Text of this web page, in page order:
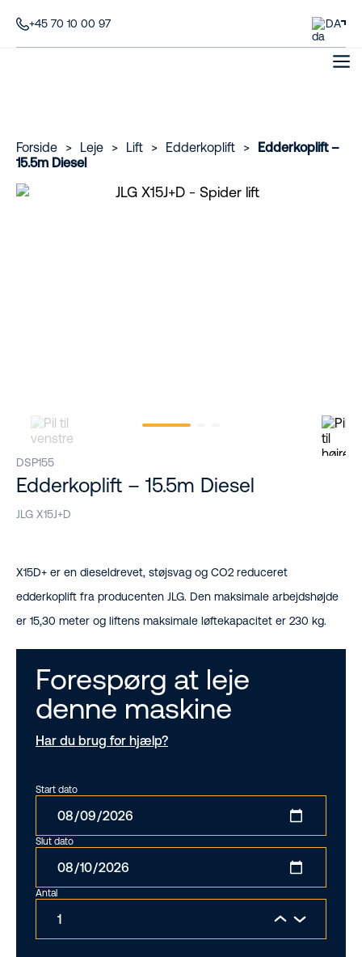
+45 70 10 00 97 DA
Forside > Leje > Lift > Edderkoplift >
Edderkoplift –
15.5m Diesel
DSP155
Edderkoplift – 15.5m Diesel
JLG X15J+D
X15D+ er en dieseldrevet, støjsvag og CO2 reduceret
edderkoplift fra producenten JLG. Den maksimale arbejdshøjde
er 15,30 meter og liftens maksimale løftekapacitet er 230 kg.
Forespørg at leje
denne maskine
Har du brug for hjælp?
Start dato
Slut dato
Antal